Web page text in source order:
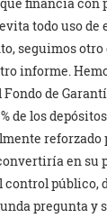
todo uso de
seguimos
informe.
de
de los
reforzado
en su
control público,
pregunta y